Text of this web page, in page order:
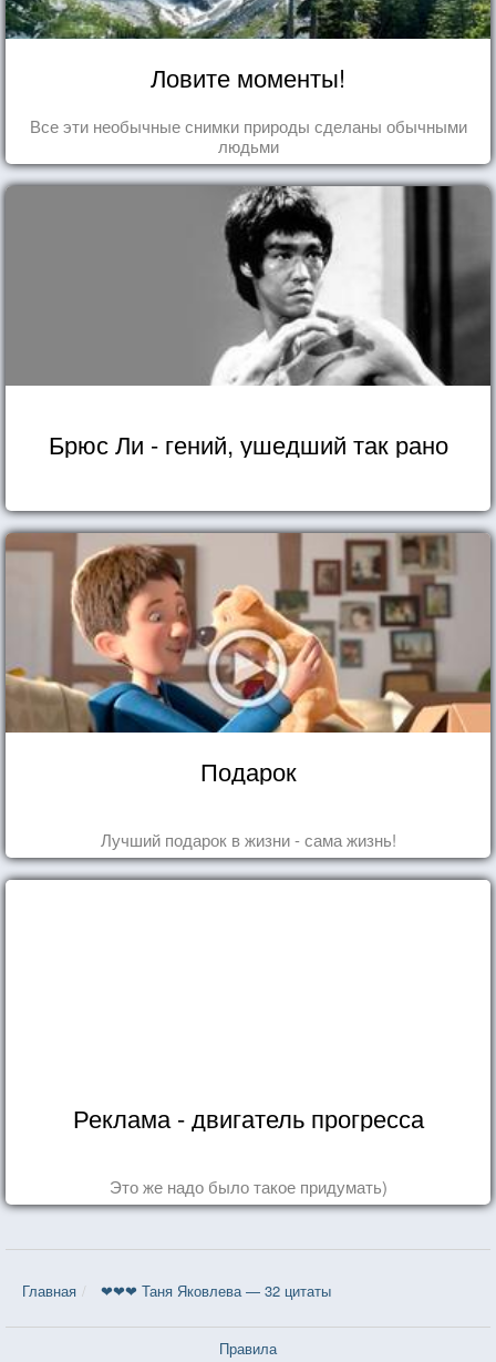
Ловите моменты!
Все эти необычные снимки природы сделаны обычными
людьми
Брюс Ли - гений, ушедший так рано
Подарок
Лучший подарок в жизни - сама жизнь!
Реклама - двигатель прогресса
Это же надо было такое придумать)
Главная ❤❤❤ Таня Яковлева — 32 цитаты
Правила